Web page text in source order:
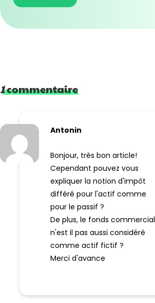
1commentaire
Antonin
Bonjour, très bon article!
Cependant pouvez vous
expliquer la notion d'impôt
différé pour l'actif comme
pour le passif ?
De plus, le fonds commercial
n'est il pas aussi considéré
comme actif fictif ?
Merci d'avance